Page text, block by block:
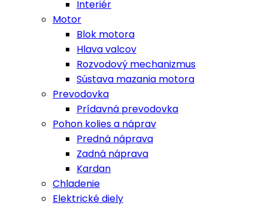
Interiér
Motor
Blok motora
Hlava valcov
Rozvodový mechanizmus
Sústava mazania motora
Prevodovka
Prídavná prevodovka
Pohon kolies a náprav
Predná náprava
Zadná náprava
Kardan
Chladenie
Elektrické diely